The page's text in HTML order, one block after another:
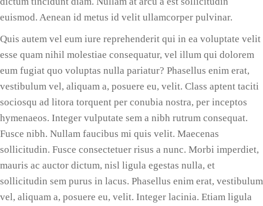
euismod. Aenean id metus id velit ullamcorper pulvinar.
Quis autem vel eum iure reprehenderit qui in ea voluptate velit
esse quam nihil molestiae consequatur, vel illum qui dolorem
eum fugiat quo voluptas nulla pariatur? Phasellus enim erat,
vestibulum vel, aliquam a, posuere eu, velit. Class aptent taciti
sociosqu ad litora torquent per conubia nostra, per inceptos
hymenaeos. Integer vulputate sem a nibh rutrum consequat.
Fusce nibh. Nullam faucibus mi quis velit. Maecenas
sollicitudin. Fusce consectetuer risus a nunc. Morbi imperdiet,
mauris ac auctor dictum, nisl ligula egestas nulla, et
sollicitudin sem purus in lacus. Phasellus enim erat, vestibulum
vel, aliquam a, posuere eu, velit. Integer lacinia. Etiam ligula